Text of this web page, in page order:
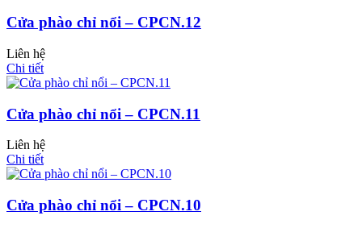
Cửa phào chỉ nổi – CPCN.12
Liên hệ
Chi tiết
Cửa phào chỉ nổi – CPCN.11
Liên hệ
Chi tiết
Cửa phào chỉ nổi – CPCN.10